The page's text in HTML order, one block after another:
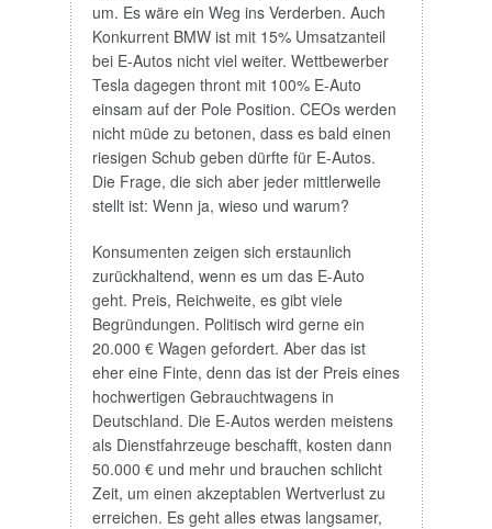
um. Es wäre ein Weg ins Verderben. Auch
Konkurrent BMW ist mit 15% Umsatzanteil
bei E-Autos nicht viel weiter. Wettbewerber
Tesla dagegen thront mit 100% E-Auto
einsam auf der Pole Position. CEOs werden
nicht müde zu betonen, dass es bald einen
riesigen Schub geben dürfte für E-Autos.
Die Frage, die sich aber jeder mittlerweile
stellt ist: Wenn ja, wieso und warum?
Konsumenten zeigen sich erstaunlich
zurückhaltend, wenn es um das E-Auto
geht. Preis, Reichweite, es gibt viele
Begründungen. Politisch wird gerne ein
20.000 € Wagen gefordert. Aber das ist
eher eine Finte, denn das ist der Preis eines
hochwertigen Gebrauchtwagens in
Deutschland. Die E-Autos werden meistens
als Dienstfahrzeuge beschafft, kosten dann
50.000 € und mehr und brauchen schlicht
Zeit, um einen akzeptablen Wertverlust zu
erreichen. Es geht alles etwas langsamer,